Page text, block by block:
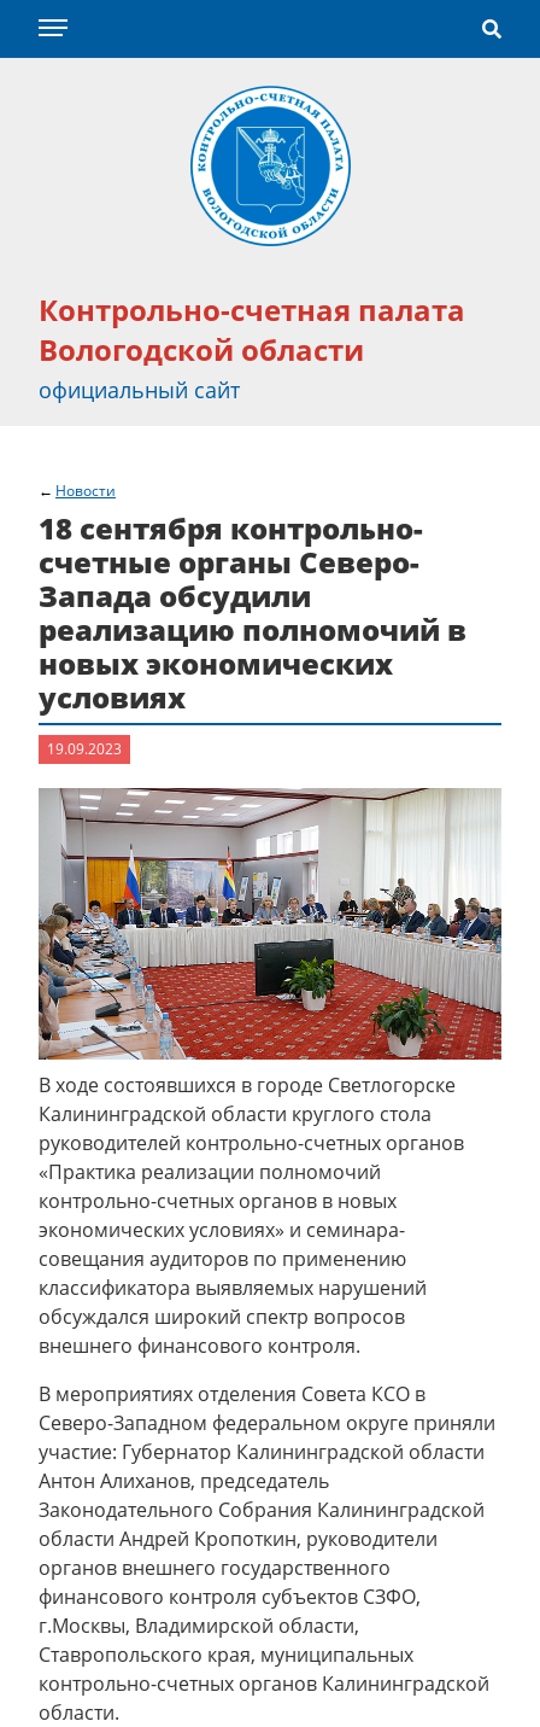
Контрольно-счетная палата
Вологодской области
официальный сайт
Новости
18 сентября контрольно-
счетные органы Северо-
Запада обсудили
реализацию полномочий в
новых экономических
условиях
19.09.2023
В ходе состоявшихся в городе Светлогорске
Калининградской области круглого стола
руководителей контрольно-счетных органов
«Практика реализации полномочий
контрольно-счетных органов в новых
экономических условиях» и семинара-
совещания аудиторов по применению
классификатора выявляемых нарушений
обсуждался широкий спектр вопросов
внешнего финансового контроля.
В мероприятиях отделения Совета КСО в
Северо-Западном федеральном округе приняли
участие: Губернатор Калининградской области
Антон Алиханов, председатель
Законодательного Собрания Калининградской
области Андрей Кропоткин, руководители
органов внешнего государственного
финансового контроля субъектов СЗФО,
г.Москвы, Владимирской области,
Ставропольского края, муниципальных
контрольно-счетных органов Калининградской
области.